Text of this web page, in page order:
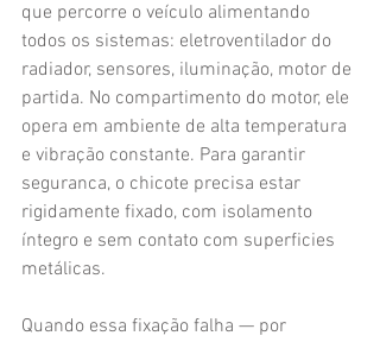
que percorre o veículo alimentando
todos os sistemas: eletroventilador do
radiador, sensores, iluminação, motor de
partida. No compartimento do motor, ele
opera em ambiente de alta temperatura
e vibração constante. Para garantir
seguranca, o chicote precisa estar
rigidamente fixado, com isolamento
íntegro e sem contato com superficies
metálicas.
Quando essa fixação falha — por